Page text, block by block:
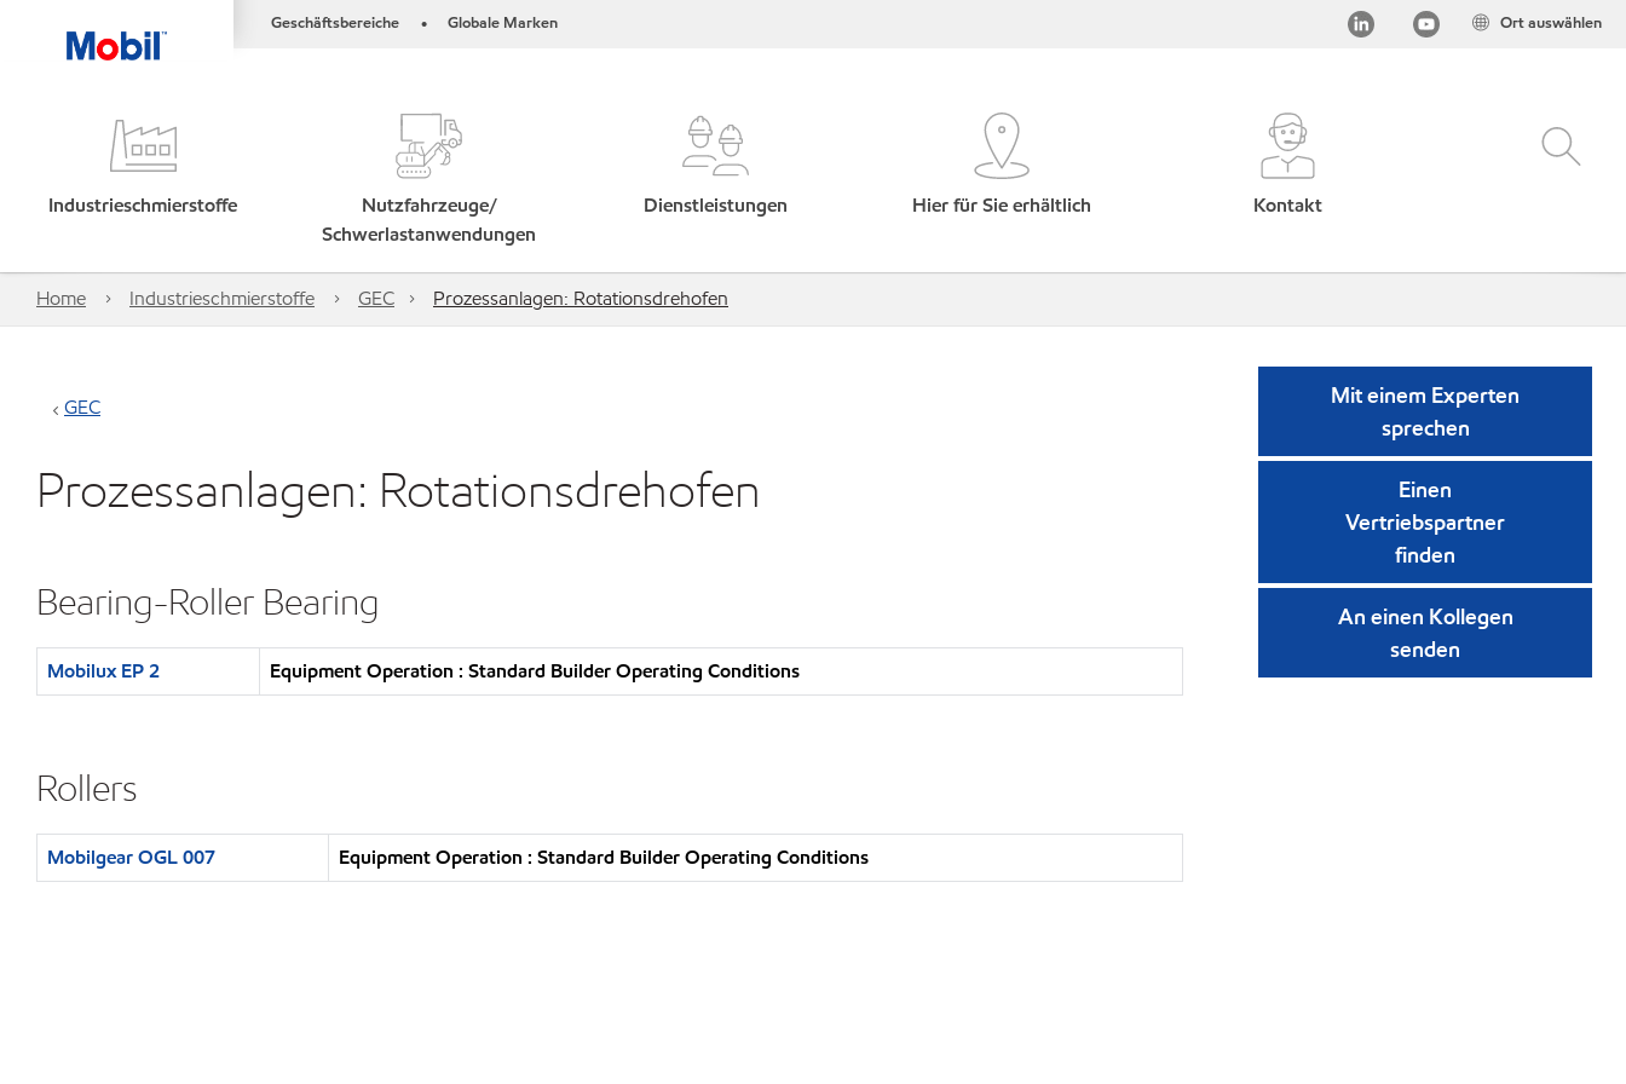
Geschäftsbereiche • Globale Marken Ort auswählen
Industrieschmierstoffe
Nutzfahrzeuge/
Schwerlastanwendungen
Dienstleistungen Hier für Sie erhältlich Kontakt
Home Industrieschmierstoffe GEC Prozessanlagen: Rotationsdrehofen
GEC
Prozessanlagen: Rotationsdrehofen
Bearing-Roller Bearing
Mobilux EP 2 Equipment Operation : Standard Builder Operating Conditions
Rollers
Mobilgear OGL 007 Equipment Operation : Standard Builder Operating Conditions
Mit einem Experten
sprechen
Einen
Vertriebspartner
finden
An einen Kollegen
senden